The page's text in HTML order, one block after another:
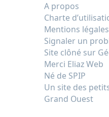
A propos
Charte
Mentions légales
Signaler un
Site clôné sur
Merci Eliaz Web
Né de SPIP
Un site des
Grand Ouest